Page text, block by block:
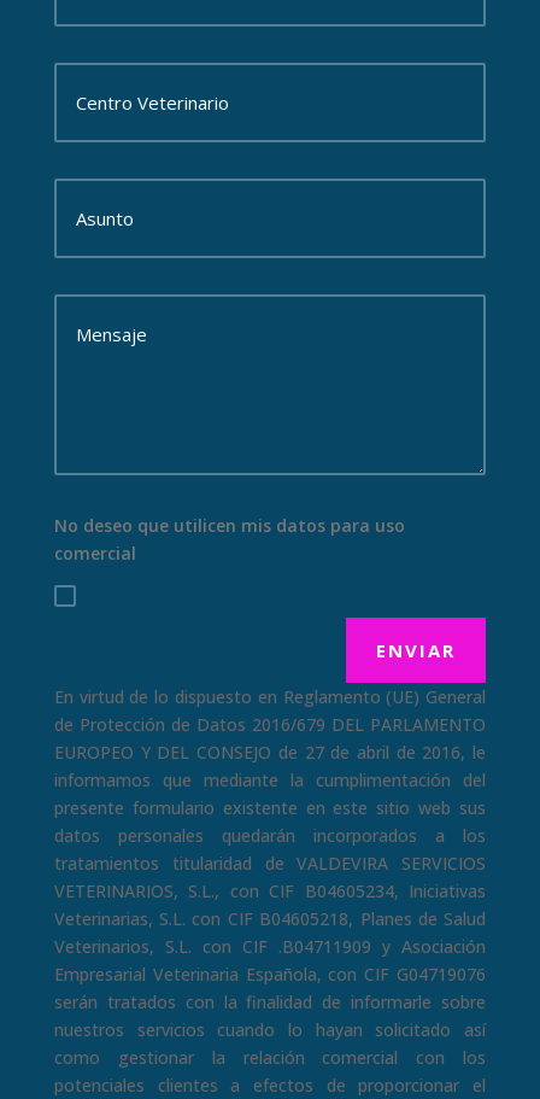
No deseo que utilicen mis datos para uso
comercial
ENVIAR
En virtud de lo dispuesto en Reglamento (UE) General
de Protección de Datos 2016/679 DEL PARLAMENTO
EUROPEO Y DEL CONSEJO de 27 de abril de 2016, le
informamos que mediante la cumplimentación del
presente formulario existente en este sitio web sus
datos personales quedarán incorporados a los
tratamientos titularidad de VALDEVIRA SERVICIOS
VETERINARIOS, S.L., con CIF B04605234, Iniciativas
Veterinarias, S.L. con CIF B04605218, Planes de Salud
Veterinarios, S.L. con CIF .B04711909 y Asociación
Empresarial Veterinaria Española, con CIF G04719076
serán tratados con la finalidad de informarle sobre
nuestros servicios cuando lo hayan solicitado así
como gestionar la relación comercial con los
potenciales clientes a efectos de proporcionar el